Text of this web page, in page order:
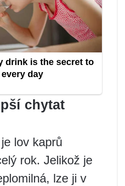
chytat
lov kaprů
rok. Jelikož je
lze ji v